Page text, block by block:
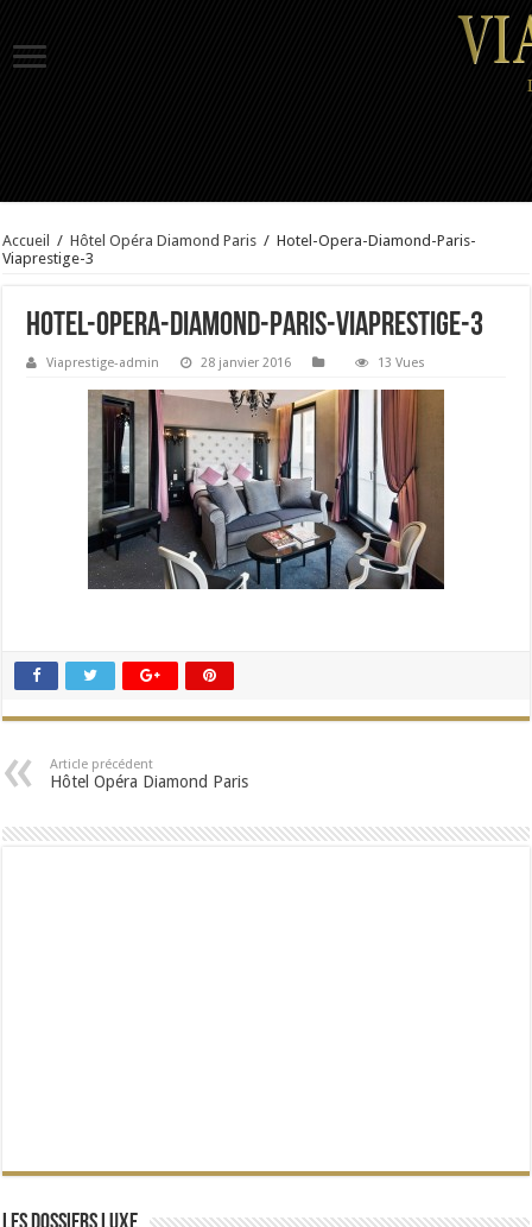
Accueil / Hôtel Opéra Diamond Paris / Hotel-Opera-Diamond-Paris-
Viaprestige-3
Hotel-Opera-Diamond-Paris-Viaprestige-3
Viaprestige-admin 28 janvier 2016 13 Vues
Article précédent
Hôtel Opéra Diamond Paris